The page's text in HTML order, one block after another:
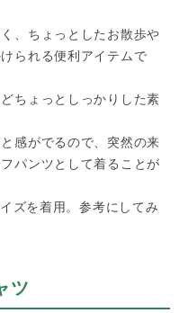
、ちょっとしたお散歩や
られる便利アイテムで
ちょっとしっかりした素
感がでるので、突然の来
パンツとして着ることが
ズを着用。参考にしてみ
ツ